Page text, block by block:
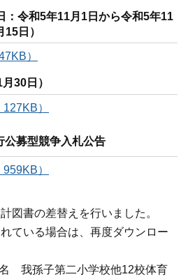
：令和5年11月1日から令和5年11
日）
）
30日）
）
公募型競争入札公告
）
図書の差替えを行いました。
ている場合は、再度ダウンロー
我孫子第二小学校他12校体育